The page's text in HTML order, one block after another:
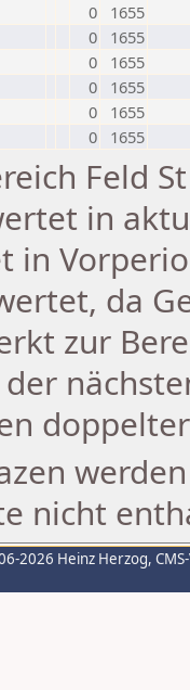
0
1655
0
1655
0
1655
0
1655
0
1655
0 1655
Feld
in
in
da
zur
nicht
2026 Heinz Herzog,